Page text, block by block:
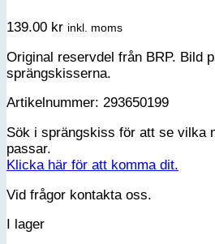
139.00 kr inkl. moms
Original reservdel från BRP. Bild
sprängskisserna.
Artikelnummer: 293650199
Sök i sprängskiss för att se vilka
passar.
Klicka här för att komma dit.
Vid frågor kontakta oss.
I lager